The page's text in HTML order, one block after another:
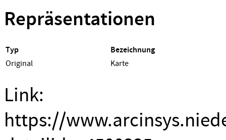
Repräsentationen
Typ Bezeichnung
Original Karte
Link:
https://